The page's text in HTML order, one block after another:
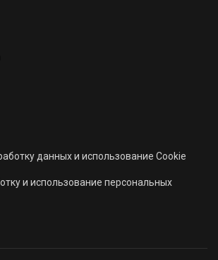
данных и использование Cookie
и использование персональных